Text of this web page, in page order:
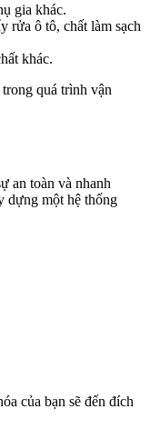
gia khác.
rửa ô tô, chất làm sạch
khác.
quá trình vận
an toàn và nhanh
dựng một hệ thống
của bạn sẽ đến đích